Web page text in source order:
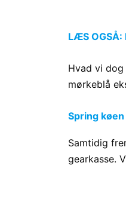
LÆS
Hvad vi
mørkeblå
Spring
Samtidig
gearkasse.